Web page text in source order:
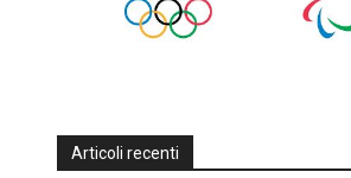
Articoli recenti